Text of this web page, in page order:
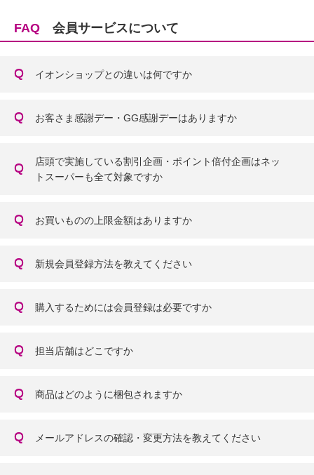
FAQ 会員サービスについて
イオンショップとの違いは何ですか
お客さま感謝デー・GG感謝デーはありますか
店頭で実施している割引企画・ポイント倍付企画はネッ
トスーパーも全て対象ですか
お買いものの上限金額はありますか
新規会員登録方法を教えてください
購入するためには会員登録は必要ですか
担当店舗はどこですか
商品はどのように梱包されますか
メールアドレスの確認・変更方法を教えてください